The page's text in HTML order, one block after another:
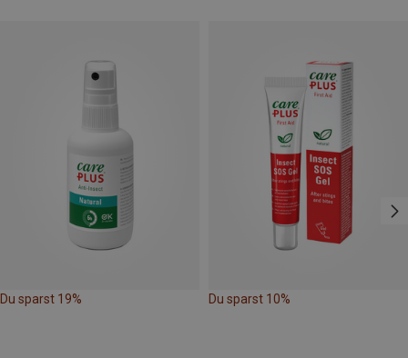
Du sparst 19% Du sparst 10%